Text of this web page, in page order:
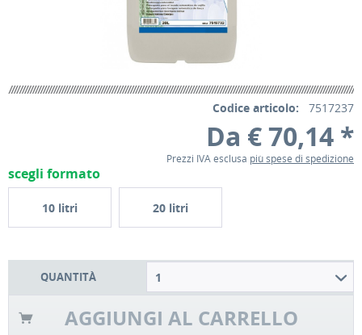
Codice articolo: 7517237
Da € 70,14 *
Prezzi IVA esclusa più spese di spedizione
scegli formato
10 litri 20 litri
QUANTITÀ 1
AGGIUNGI AL CARRELLO